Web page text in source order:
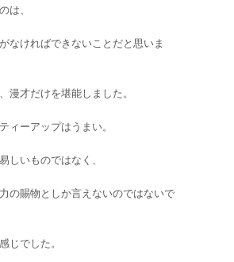
は、
なければできないことだと思いま
漫才だけを堪能しました。
ィーアップはうまい。
しいものではなく、
の賜物としか言えないのではないで
じでした。